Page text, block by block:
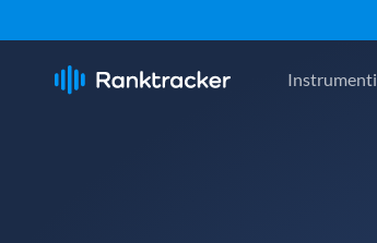
Instrumenti